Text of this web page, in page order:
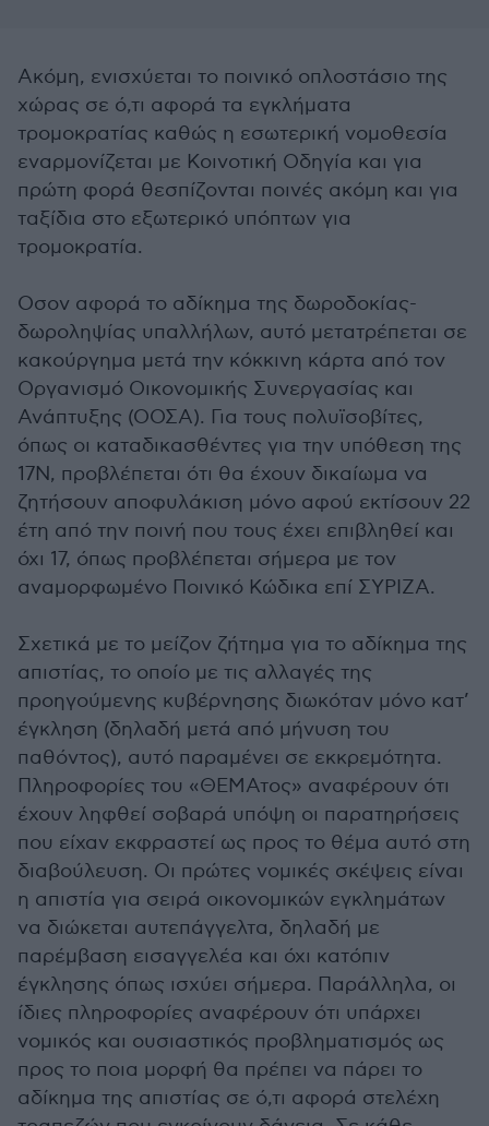
Ακόμη, ενισχύεται το ποινικό οπλοστάσιο της
χώρας σε ό,τι αφορά τα εγκλήματα
τρομοκρατίας καθώς η εσωτερική νομοθεσία
εναρμονίζεται με Κοινοτική Οδηγία και για
πρώτη φορά θεσπίζονται ποινές ακόμη και για
ταξίδια στο εξωτερικό υπόπτων για
τρομοκρατία.
Οσον αφορά το αδίκημα της δωροδοκίας-
δωροληψίας υπαλλήλων, αυτό μετατρέπεται σε
κακούργημα μετά την κόκκινη κάρτα από τον
Οργανισμό Οικονομικής Συνεργασίας και
Ανάπτυξης (ΟΟΣΑ). Για τους πολυϊσοβίτες,
όπως οι καταδικασθέντες για την υπόθεση της
17Ν, προβλέπεται ότι θα έχουν δικαίωμα να
ζητήσουν αποφυλάκιση μόνο αφού εκτίσουν 22
έτη από την ποινή που τους έχει επιβληθεί και
όχι 17, όπως προβλέπεται σήμερα με τον
αναμορφωμένο Ποινικό Κώδικα επί ΣΥΡΙΖΑ.
Σχετικά με το μείζον ζήτημα για το αδίκημα της
απιστίας, το οποίο με τις αλλαγές της
προηγούμενης κυβέρνησης διωκόταν μόνο κατ’
έγκληση (δηλαδή μετά από μήνυση του
παθόντος), αυτό παραμένει σε εκκρεμότητα.
Πληροφορίες του «ΘΕΜΑτος» αναφέρουν ότι
έχουν ληφθεί σοβαρά υπόψη οι παρατηρήσεις
που είχαν εκφραστεί ως προς το θέμα αυτό στη
διαβούλευση. Οι πρώτες νομικές σκέψεις είναι
η απιστία για σειρά οικονομικών εγκλημάτων
να διώκεται αυτεπάγγελτα, δηλαδή με
παρέμβαση εισαγγελέα και όχι κατόπιν
έγκλησης όπως ισχύει σήμερα. Παράλληλα, οι
ίδιες πληροφορίες αναφέρουν ότι υπάρχει
νομικός και ουσιαστικός προβληματισμός ως
προς το ποια μορφή θα πρέπει να πάρει το
αδίκημα της απιστίας σε ό,τι αφορά στελέχη